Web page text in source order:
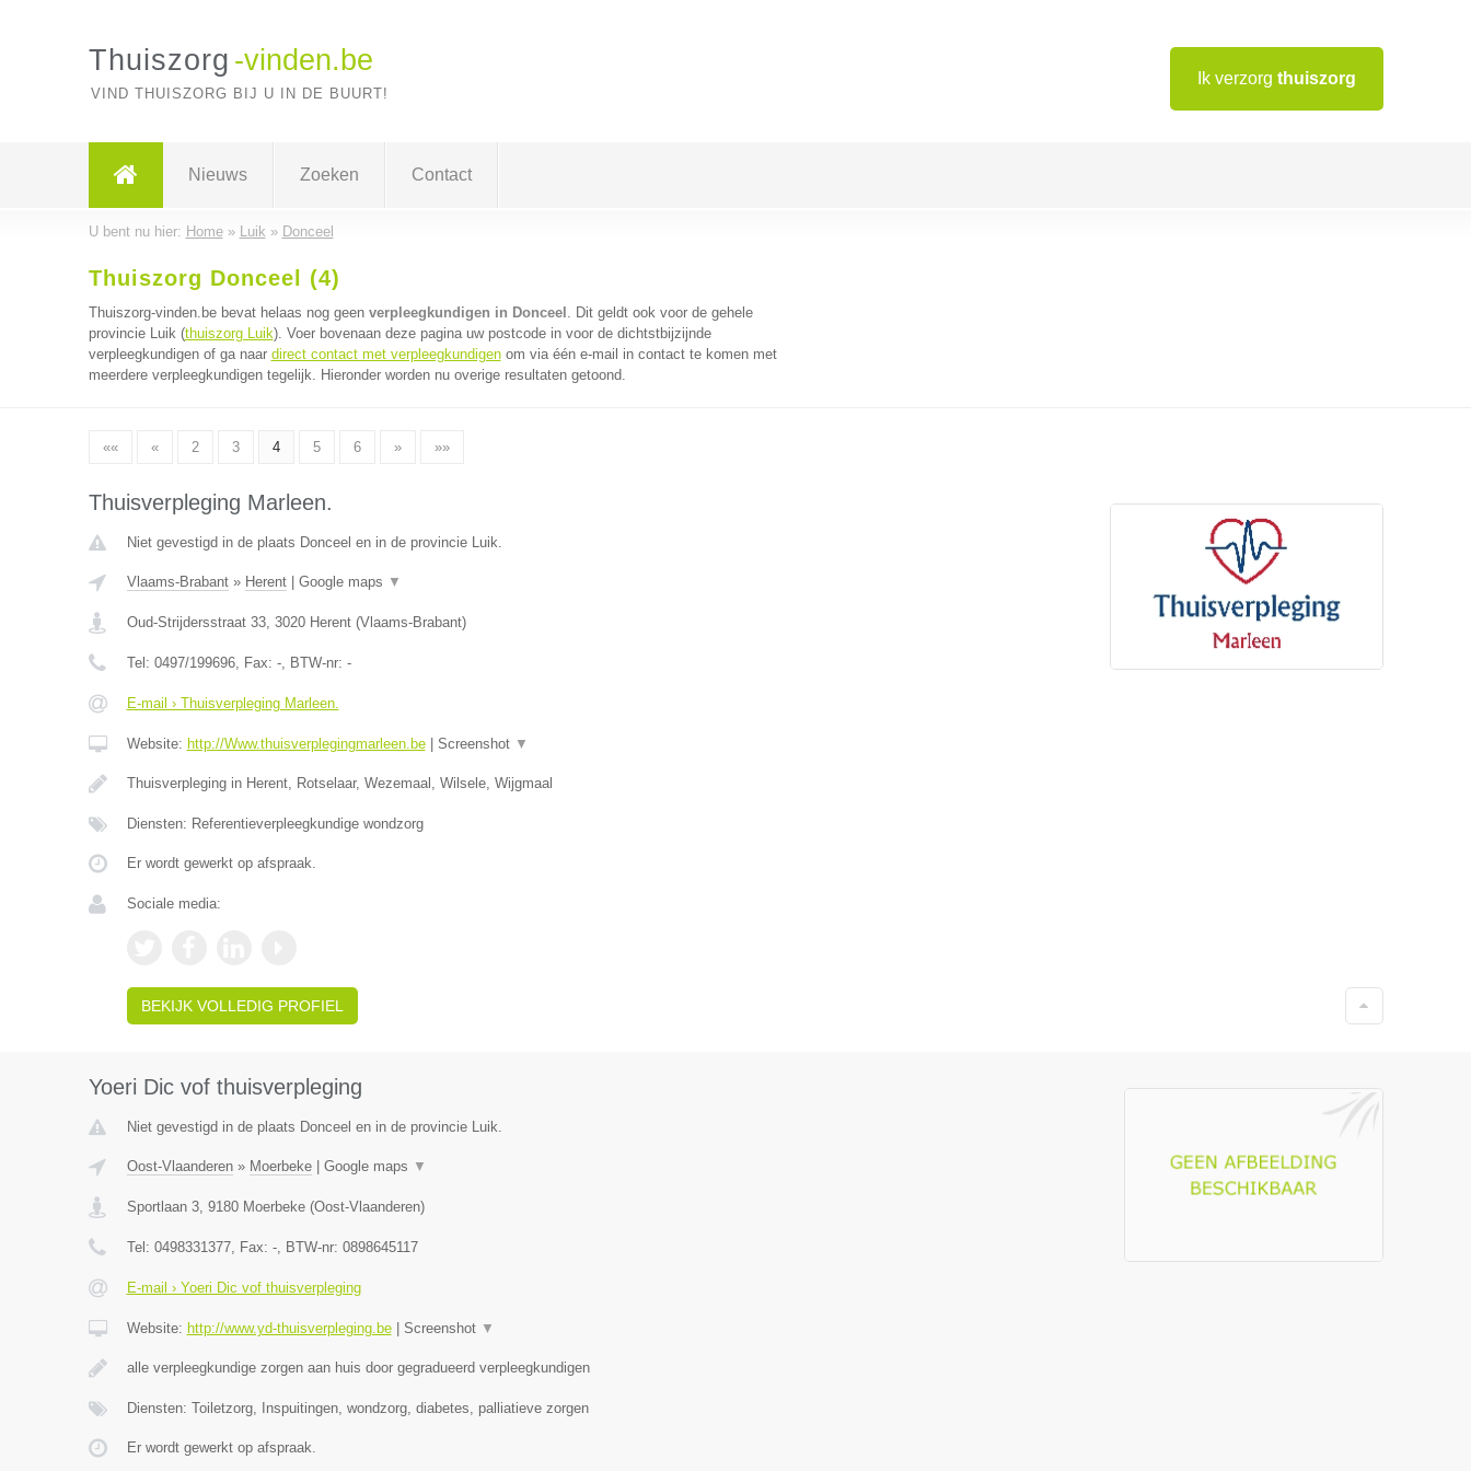
Ik verzorg thuiszorg
Thuiszorg -vinden.be
VIND THUISZORG BIJ U IN DE BUURT!
Nieuws Zoeken Contact
U bent nu hier: Home» Luik » Donceel
Thuiszorg Donceel (4)
Thuiszorg-vinden.be bevat helaas nog geen verpleegkundigen in Donceel . Dit geldt ook voor de gehele
provincie Luik (thuiszorg Luik). Voer bovenaan deze pagina uw postcode in voor de dichtstbijzijnde
verpleegkundigen of ga naar direct contact met verpleegkundigenom via één e-mail in contact te komen met
meerdere verpleegkundigen tegelijk. Hieronder worden nu overige resultaten getoond.
«« « 2 3 4 5 6 » »»
Thuisverpleging Marleen.
Niet gevestigd in de plaats Donceel en in de provincie Luik.
Vlaams-Brabant» Herent| Google maps ▼
Oud-Strijdersstraat 33, 3020 Herent(Vlaams-Brabant)
Tel: 0497/199696, Fax: -, BTW-nr: -
E-mail › Thuisverpleging Marleen.
Website: http://Www.thuisverplegingmarleen.be| Screenshot ▼
Thuisverpleging in Herent, Rotselaar, Wezemaal, Wilsele, Wijgmaal
Diensten: Referentieverpleegkundige wondzorg
Er wordt gewerkt op afspraak.
Sociale media:
BEKIJK VOLLEDIG PROFIEL
Yoeri Dic vof thuisverpleging
Niet gevestigd in de plaats Donceel en in de provincie Luik.
Oost-Vlaanderen» Moerbeke| Google maps ▼
Sportlaan 3, 9180 Moerbeke(Oost-Vlaanderen)
Tel: 0498331377, Fax: -, BTW-nr: 0898645117
E-mail › Yoeri Dic vof thuisverpleging
Website: http://www.yd-thuisverpleging.be| Screenshot ▼
alle verpleegkundige zorgen aan huis door gegradueerd verpleegkundigen
Diensten: Toiletzorg, Inspuitingen, wondzorg, diabetes, palliatieve zorgen
Er wordt gewerkt op afspraak.